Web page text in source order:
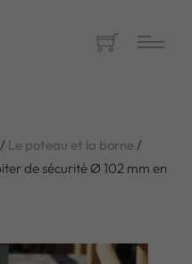
/ Le poteau et la borne /
de sécurité Ø 102 mm en